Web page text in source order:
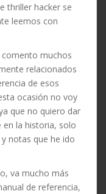
thriller hacker se
leemos con
comento muchos
relacionados
de esos
ocasión no voy
que no quiero dar
en la historia, solo
notas que he ido
va mucho más
de referencia,